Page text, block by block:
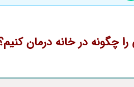
در خانه درمان